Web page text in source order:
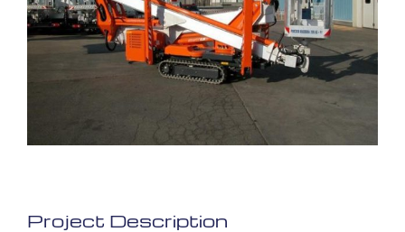
Project Description